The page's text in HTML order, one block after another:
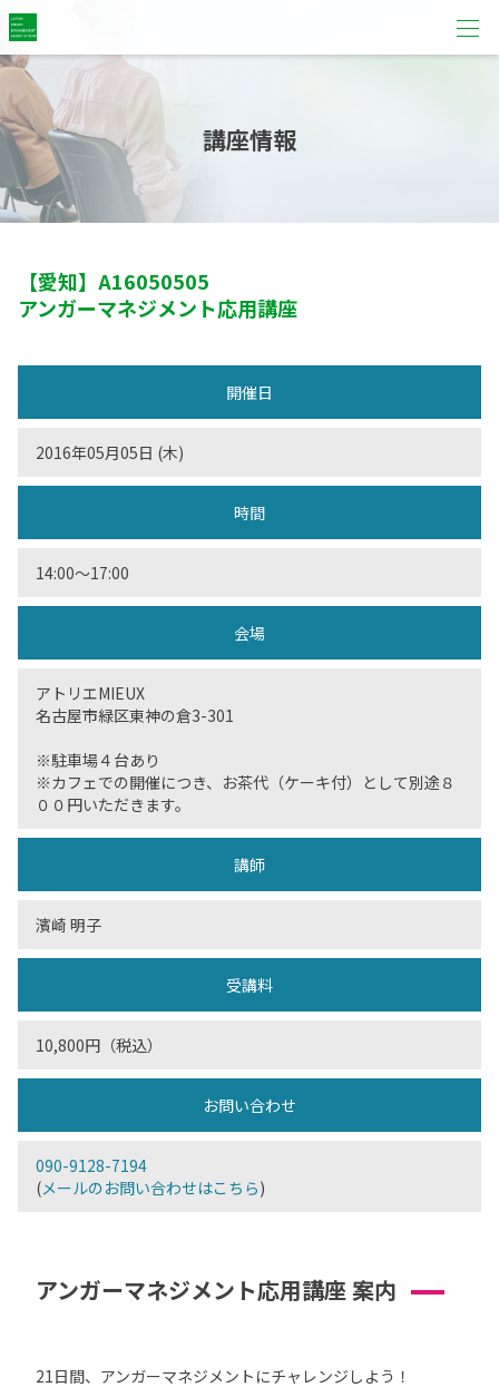
講座情報
【愛知】 A16050505
アンガーマネジメント応用講座
開催日
2016年05月05日 (木)
時間
14:00〜17:00
会場
アトリエMIEUX
名古屋市緑区東神の倉3-301
※駐車場４台あり
※カフェでの開催につき、お茶代（ケーキ付）として別途８
００円いただきます。
講師
濱崎 明子
受講料
10,800円（税込）
お問い合わせ
090-9128-7194
(メールのお問い合わせはこちら)
アンガーマネジメント応用講座 案内
21日間、アンガーマネジメントにチャレンジしよう！